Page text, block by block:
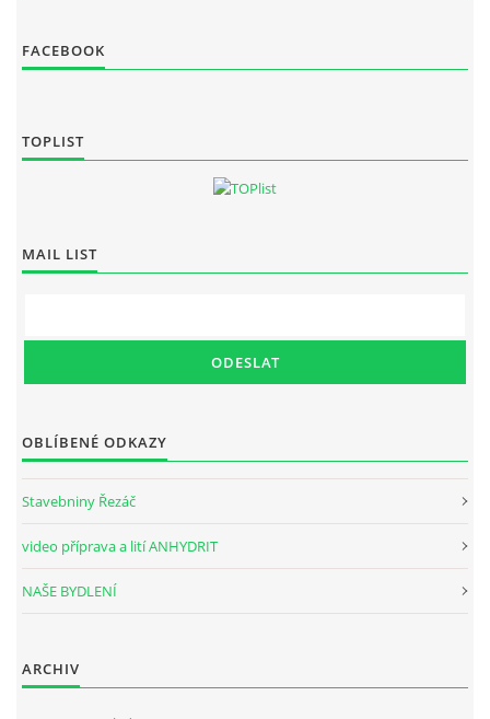
FACEBOOK
TOPLIST
MAIL LIST
OBLÍBENÉ ODKAZY
Stavebniny Řezáč
video příprava a lití ANHYDRIT
NAŠE BYDLENÍ
ARCHIV